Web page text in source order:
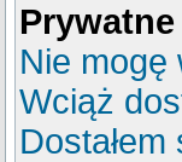
Nie mogę
Wciąż